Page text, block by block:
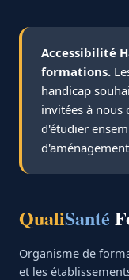
Accessibilité
formations.
handicap
invitées à nous
d'étudier
QualiSanté
Organisme de
et les